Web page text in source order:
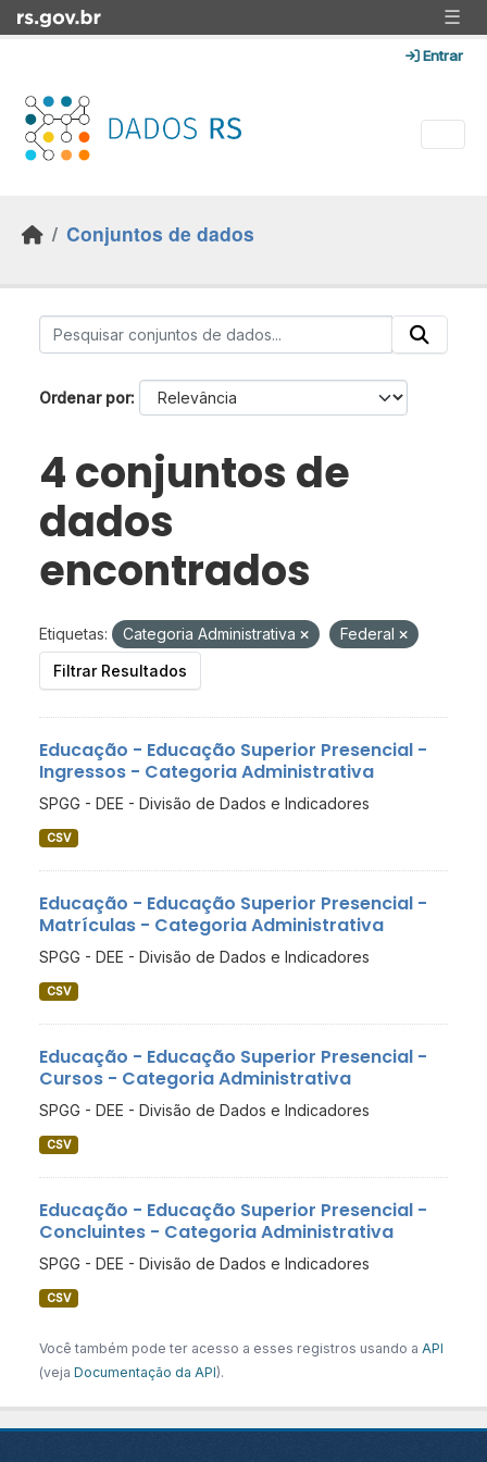
Skip to main content ☰
Entrar
Conjuntos de dados
Ordenar por
4 conjuntos de
dados
encontrados
Etiquetas: Categoria Administrativa
Federal
Filtrar Resultados
Educação - Educação Superior Presencial -
Ingressos - Categoria Administrativa
SPGG - DEE - Divisão de Dados e Indicadores
CSV
Educação - Educação Superior Presencial -
Matrículas - Categoria Administrativa
SPGG - DEE - Divisão de Dados e Indicadores
CSV
Educação - Educação Superior Presencial -
Cursos - Categoria Administrativa
SPGG - DEE - Divisão de Dados e Indicadores
CSV
Educação - Educação Superior Presencial -
Concluintes - Categoria Administrativa
SPGG - DEE - Divisão de Dados e Indicadores
CSV
Você também pode ter acesso a esses registros usando a API
(veja Documentação da API).